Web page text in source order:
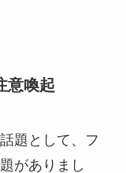
意喚起
題として、フ
がありまし